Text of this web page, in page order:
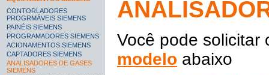
CONTORLADORES
PROGRMÁVEIS SIEMENS
PAINÉIS SIEMENS
PROGRAMADORES SIEMENS
ACIONAMENTOS SIEMENS
CAPTADORES SIEMENS
ANALISADORES DE GASES
SIEMENS
Você pode solicitar
modelo abaixo